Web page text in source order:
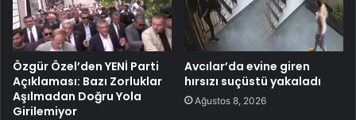
Özgür Özel’den YENİ Parti
Açıklaması: Bazı Zorluklar
Aşılmadan Doğru Yola
Girilemiyor
Avcılar’da evine giren
hırsızı suçüstü yakaladı
Ağustos 8, 2026